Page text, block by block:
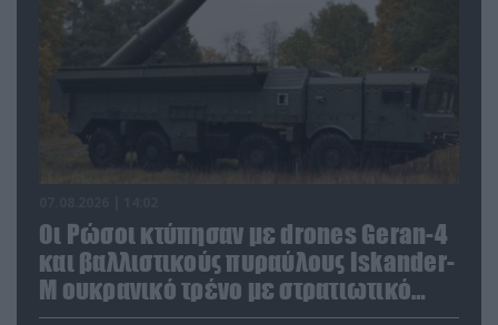
Οι Ρώσοι κτύπησαν με drones Geran-4
και βαλλιστικούς πυραύλους Iskander-
M ουκρανικό τρένο με στρατιωτικό
εξοπλισμό